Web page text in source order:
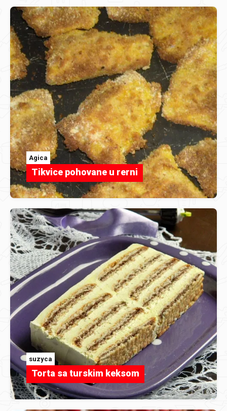
Agica
Tikvice pohovane u rerni
suzyca
Torta sa turskim keksom